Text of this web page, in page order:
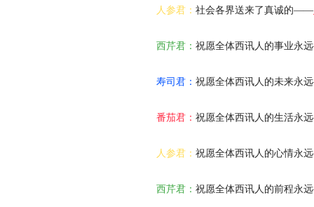
人参君： 社会各界送来了真诚的——
西芹君： 祝愿全体西讯人的事业永
寿司君： 祝愿全体西讯人的未来永
番茄君： 祝愿全体西讯人的生活永
人参君： 祝愿全体西讯人的心情永
西芹君： 祝愿全体西讯人的前程永